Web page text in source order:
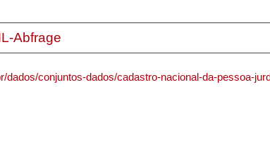
Abfrage
dados/conjuntos-dados/cadastro-nacional-da-pessoa-